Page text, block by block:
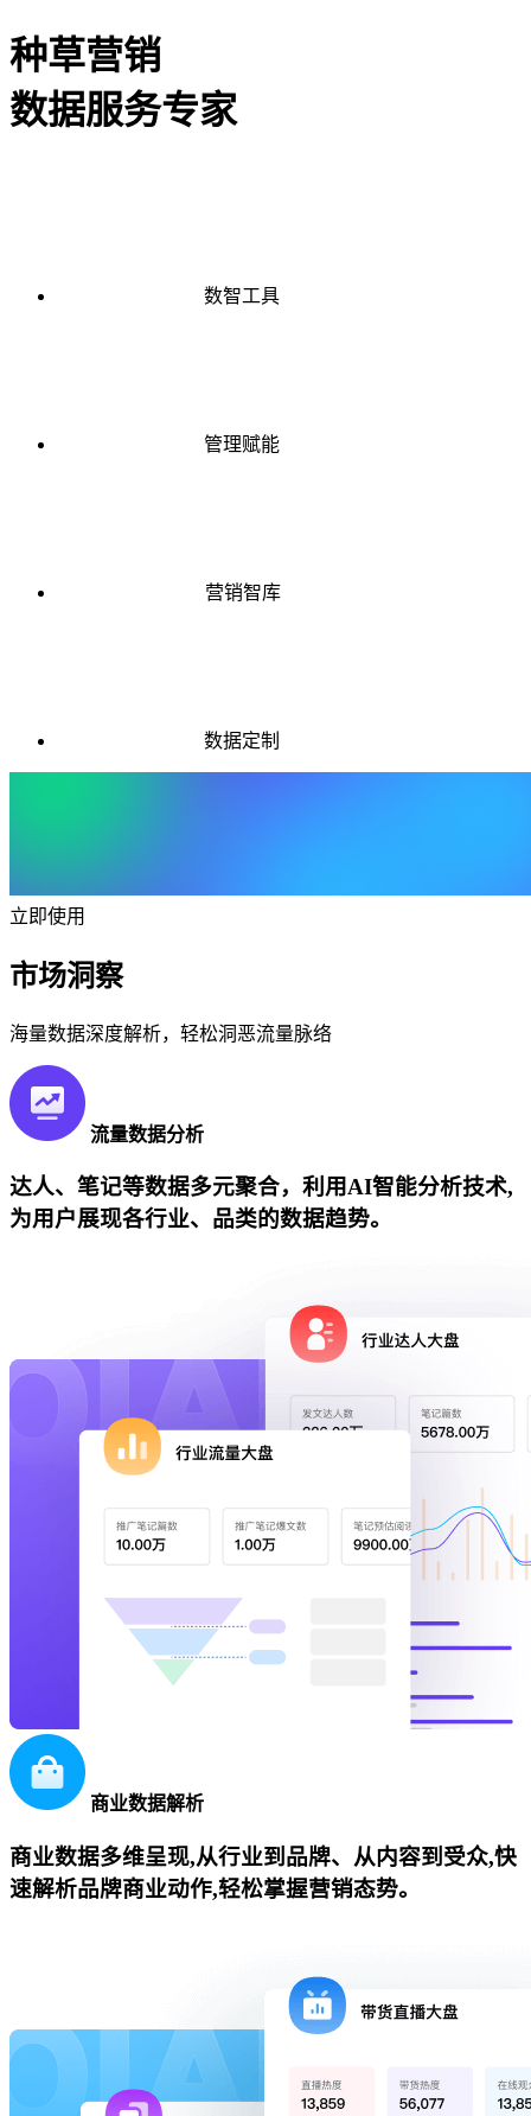
种草营销
数据服务专家
数智工具
管理赋能
营销智库
数据定制
立即使用
市场洞察
海量数据深度解析，轻松洞恶流量脉络
流量数据分析
达人、笔记等数据多元聚合，利用AI智能分析技术,
为用户展现各行业、品类的数据趋势。
商业数据解析
商业数据多维呈现,从行业到品牌、从内容到受众,快
速解析品牌商业动作,轻松掌握营销态势。